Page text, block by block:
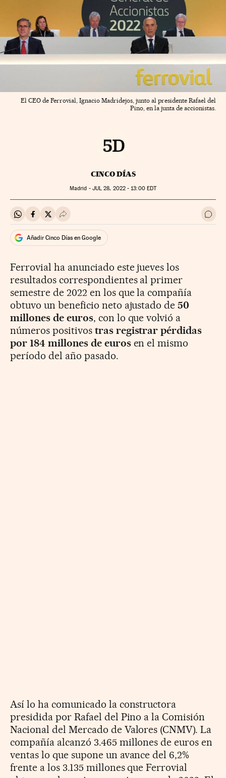
El CEO de Ferrovial, Ignacio Madridejos, junto al presidente Rafael del
Pino, en la junta de accionistas.
CINCO DÍAS
Madrid - JUL 28, 2022 - 13:00EDT
Compartir en Whatsapp
Compartir en Facebook
Compartir en Twitter
Desplegar Redes Sociales Ir a
Añadir Cinco Días en Google
Ferrovial ha anunciado este jueves los
resultados correspondientes al primer
semestre de 2022 en los que la compañía
obtuvo un beneficio neto ajustado de50
millones de euros, con lo que volvió a
números positivos tras registrar pérdidas
por 184 millones de eurosen el mismo
período del año pasado.
Así lo ha comunicado la constructora
presidida por Rafael del Pino a la Comisión
Nacional del Mercado de Valores (CNMV). La
compañía alcanzó 3.465 millones de euros en
ventas lo que supone un avance del 6,2%
frente a los 3.135 millones que Ferrovial